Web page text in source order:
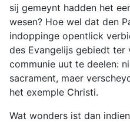
sij gemeynt hadden het
wesen? Hoe wel dat den
indoppinge opentlick
des Evangelijs gebiedt ter
communie uut te deelen:
sacrament, maer
het exemple Christi.
Wat wonders ist dan